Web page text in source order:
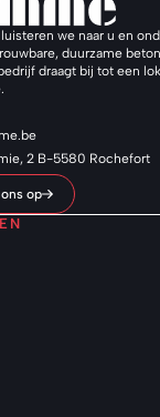
we naar u en
duurzame
draagt bij tot een
2 B-5580 Rochefort
op